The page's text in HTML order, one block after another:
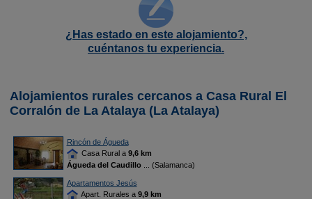
¿Has estado en este alojamiento?,
cuéntanos tu experiencia.
Alojamientos rurales cercanos a Casa Rural El
Corralón de La Atalaya (La Atalaya)
Rincón de Águeda
Casa Rural a 9,6 km
Águeda del Caudillo
... (Salamanca)
Apartamentos Jesús
Apart. Rurales a 9,9 km